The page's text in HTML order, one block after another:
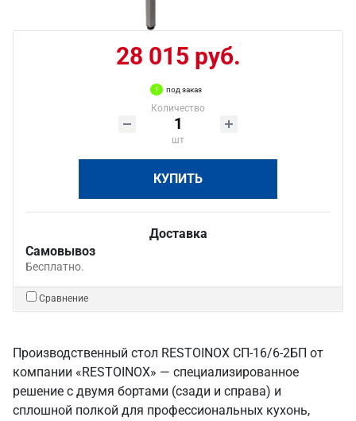
28 015 руб.
под заказ
Количество
шт
КУПИТЬ
Доставка
Самовывоз
Бесплатно.
Сравнение
Производственный стол RESTOINOX СП-16/6-2БП от
компании «RESTOINOX» — специализированное
решение с двумя бортами (сзади и справа) и
сплошной полкой для профессиональных кухонь,